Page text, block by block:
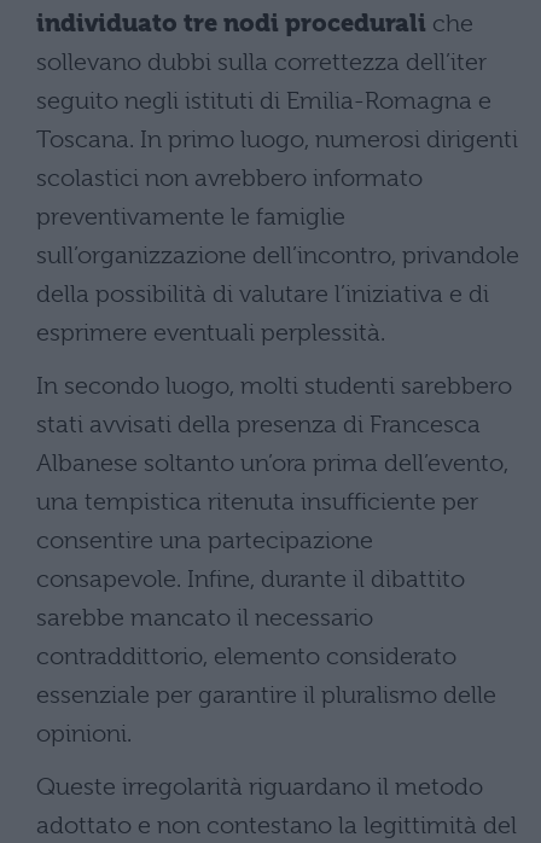
individuato tre nodi procedurali che
sollevano dubbi sulla correttezza dell’iter
seguito negli istituti di Emilia-Romagna e
Toscana. In primo luogo, numerosi dirigenti
scolastici non avrebbero informato
preventivamente le famiglie
sull’organizzazione dell’incontro, privandole
della possibilità di valutare l’iniziativa e di
esprimere eventuali perplessità.
In secondo luogo, molti studenti sarebbero
stati avvisati della presenza di Francesca
Albanese soltanto un’ora prima dell’evento,
una tempistica ritenuta insufficiente per
consentire una partecipazione
consapevole. Infine, durante il dibattito
sarebbe mancato il necessario
contraddittorio, elemento considerato
essenziale per garantire il pluralismo delle
opinioni.
Queste irregolarità riguardano il metodo
adottato e non contestano la legittimità del